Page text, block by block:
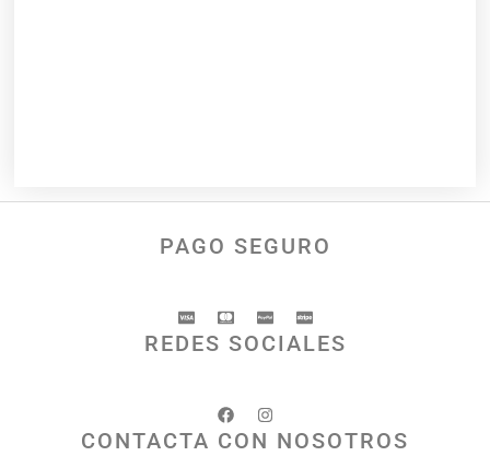
PAGO SEGURO
REDES SOCIALES
CONTACTA CON NOSOTROS